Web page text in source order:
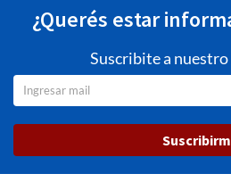
¿Querés estar
Suscribite a